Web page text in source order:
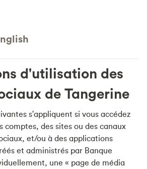
d'utilisation des
de Tangerine
s'appliquent si vous accédez
comptes, des sites ou des canaux
et/ou à des applications
et administrés par Banque
une « page de média